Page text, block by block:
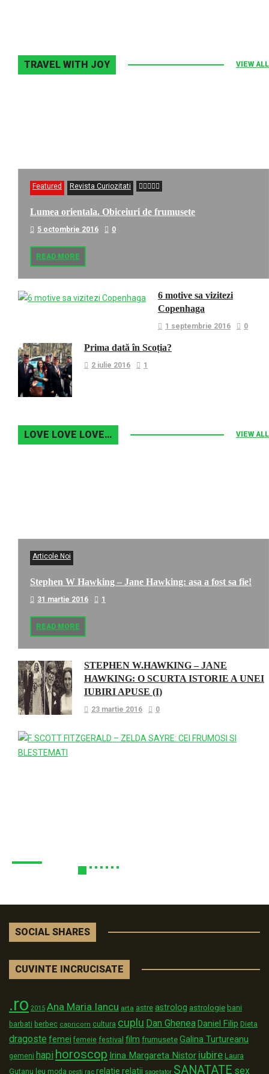
TRAVEL WITH JOY VIEW ALL
Featured Revista Curiozitati
Lumea orientala. Obiceiuri de frumusete
5 octombrie 2016 0
READ MORE
6 motive sa vizitezi
Copenhaga
1 septembrie 2016 0
Prima dată în Scoția?
2 iulie 2016 1
LOVE LOVE LOVE… VIEW ALL
Articole Noi
Stephen W Hawking – Jane Hawking: asa a fost sa fie!
31 martie 2016 1
READ MORE
STEPHEN W.HAWKING – JANE
HAWKING: O SCURTA ISTORIE A UNEI
IUBIRI APUSE (I)
23 martie 2016 0
SOCIAL SHARES
CUVINTE INCRUCISATE
.ro 2015 Ana Maria Iancu arta astre astrolog astrologie bani
barbati berbec capricorn cultura cuplu Dan GheneaDaniel Filip Dieta
dragoste femei femeie festival film frumusete Galina Turtureanu
gemeni hapi horoscop Irina Margareta Nistor iubire Laura
Gutanu leu moda pesti rac relatie relatii sagetator SANATATE sex